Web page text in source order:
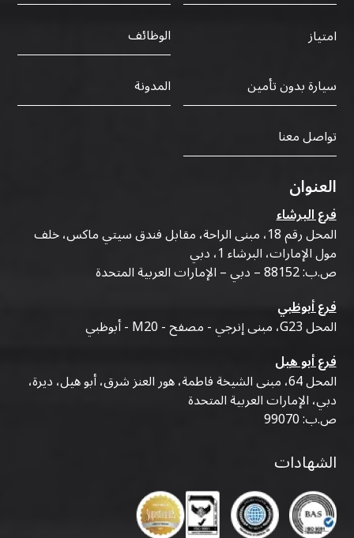
امتياز
الوظائف
سيارة بدون تأمين
المدونة
تواصل معنا
العنوان
فرع البرشاء
المحل رقم 18، مبنى الراحة، مقابل فندق سيتي ماكس، خلف
مول الإمارات، البرشاء 1، دبي
ص.ب: 88152 – دبي – الإمارات العربية المتحدة
فرع أبوظبي
المحل G23، مبنى إنرجي - مصفح - M20 - أبوظبي
فرع أبو هيل
المحل 64، مبنى الشيخة فاطمة، هور العنز شرق، أبو هيل، ديرة،
دبي، الإمارات العربية المتحدة
ص.ب: 99070
الشهادات